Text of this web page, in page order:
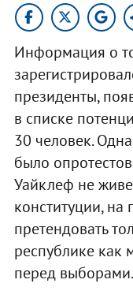
Информация о
президенты,
в списке
30 человек.
было
Уайклеф не
конституции, на
претендовать
республике как
перед выборами.